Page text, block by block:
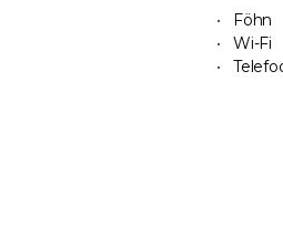
Föhn
Wi-Fi